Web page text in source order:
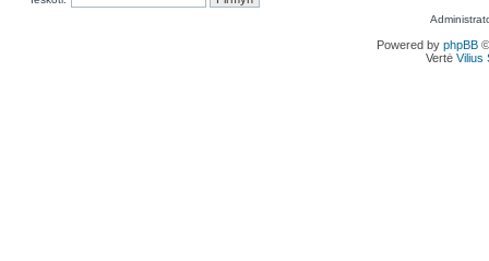
Powered by phpBB
Vertė Vilius